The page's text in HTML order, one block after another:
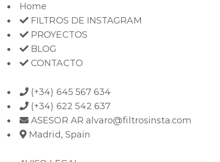
Home
FILTROS DE INSTAGRAM
PROYECTOS
BLOG
CONTACTO
(+34) 645 567 634
(+34) 622 542 637
ASESOR AR alvaro@filtrosinsta.com
Madrid, Spain